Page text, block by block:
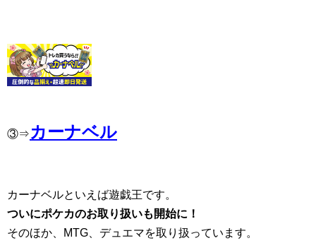
③⇒ カーナベル
カーナベルといえば遊戯王です。
ついにポケカのお取り扱いも開始に！
そのほか、MTG、デュエマを取り扱っています。